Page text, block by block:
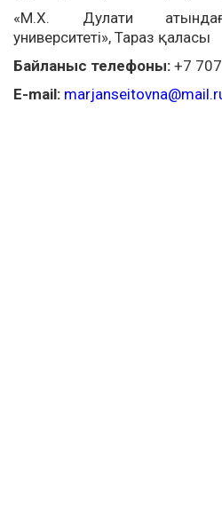
«М.Х. Дулати
университеті», Тараз қаласы
Байланыс телефоны: +7
E-mail: